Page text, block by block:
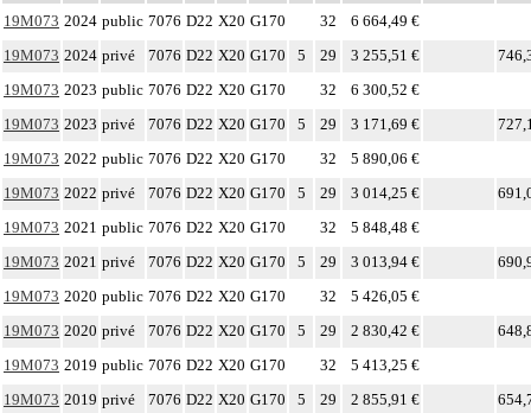
19M073 2024 public 7076 D22 X20 G170 32
6 664,49 €
19M073 2024 privé 7076 D22 X20 G170 5 29 3 255,51 €
19M073 2023 public 7076 D22 X20 G170 32
6 300,52 €
19M073 2023 privé 7076 D22 X20 G170 5 29 3 171,69 €
19M073 2022 public 7076 D22 X20 G170 32
5 890,06 €
19M073 2022 privé 7076 D22 X20 G170 5 29 3 014,25 €
19M073 2021 public 7076 D22 X20 G170 32
5 848,48 €
19M073 2021 privé 7076 D22 X20 G170 5 29 3 013,94 €
19M073 2020 public 7076 D22 X20 G170 32
5 426,05 €
19M073 2020 privé 7076 D22 X20 G170 5 29 2 830,42 €
19M073 2019 public 7076 D22 X20 G170 32
5 413,25 €
19M073 2019 privé 7076 D22 X20 G170 5 29 2 855,91 €